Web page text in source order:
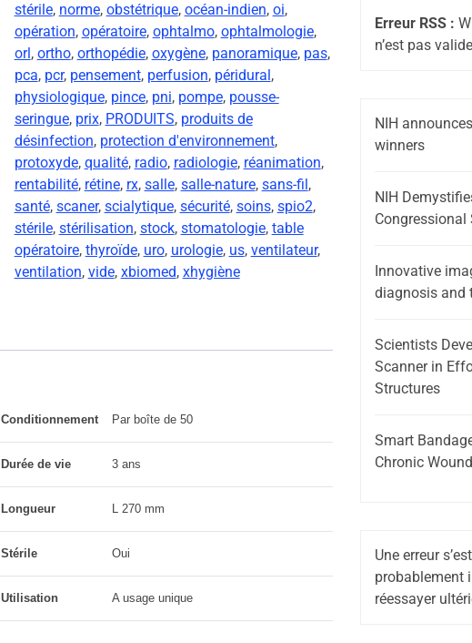
stérile, norme, obstétrique, océan-indien, oi,
opération, opératoire, ophtalmo, ophtalmologie,
orl , ortho, orthopédie, oxygène, panoramique, pas,
pca, pcr, pensement, perfusion, péridural ,
physiologique, pince, pni, pompe, pousse-
seringue, prix, PRODUITS, produits de
désinfection, protection d'environnement,
protoxyde, qualité, radio, radiologie, réanimation,
rentabilité, rétine, rx, salle, salle-nature, sans-fil ,
santé, scaner, scialytique, sécurité, soins, spio2,
stérile, stérilisation, stock, stomatologie, table
opératoire, thyroïde, uro, urologie, us, ventilateur,
ventilation, vide, xbiomed, xhygiène
Conditionnement Par boîte de 50
Durée de vie 3 ans
Longueur L 270 mm
Stérile Oui
Utilisation A usage unique
Erreur RSS :
n’est pas
NIH
winners
NIH
Innovative
diagnosis and
Scientists
Scanner in
Structures
Smart
Chronic
Une erreur
probablement
réessayer